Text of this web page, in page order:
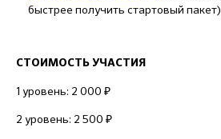
быстрее получить стартовый пакет)
СТОИМОСТЬ УЧАСТИЯ
1 уровень: 2 000 ₽
2 уровень: 2 500 ₽